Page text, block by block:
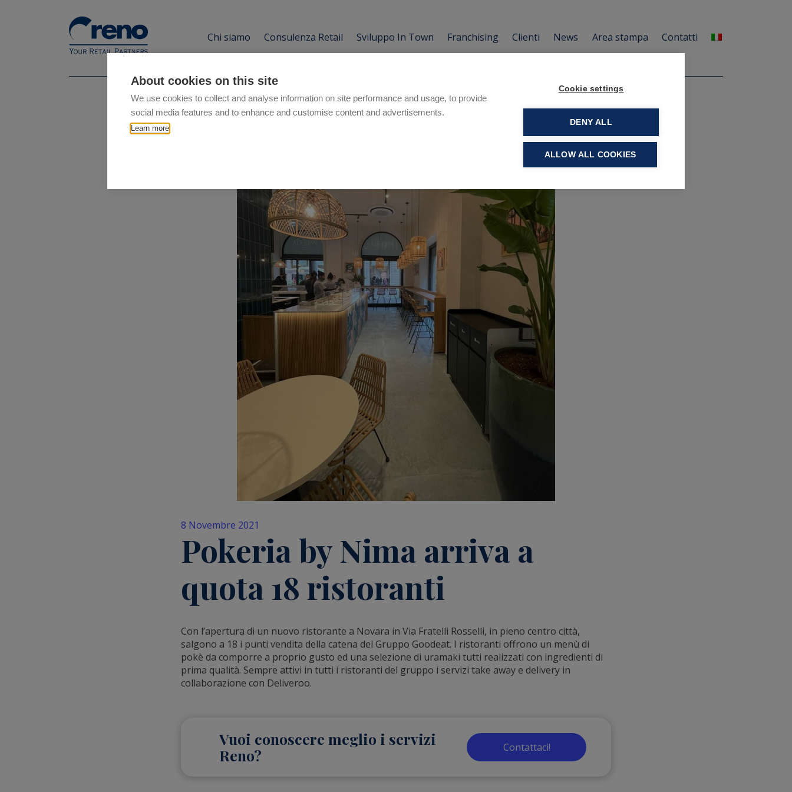
About cookies on this site
We use cookies to collect and analyse information on site performance and usage, to provide
social media features and to enhance and customise content and advertisements.
Learn more
Cookie settings
DENY ALL
ALLOW ALL COOKIES
Chi siamo Consulenza Retail Sviluppo In Town Franchising Clienti News Area stampa Contatti
8 Novembre 2021
Pokeria by Nima arriva a
quota 18 ristoranti
Con l’apertura di un nuovo ristorante a Novara in Via Fratelli Rosselli, in pieno centro città,
salgono a 18 i punti vendita della catena del Gruppo Goodeat. I ristoranti offrono un menù di
pokè da comporre a proprio gusto ed una selezione di uramaki tutti realizzati con ingredienti di
prima qualità. Sempre attivi in tutti i ristoranti del gruppo i servizi take away e delivery in
collaborazione con Deliveroo.
Vuoi conoscere meglio i servizi
Reno?
Contattaci!